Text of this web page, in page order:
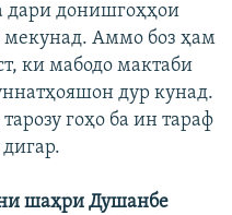
дари донишгоҳҳои
мекунад. Аммо боз ҳам
ки мабодо мактаби
дур кунад.
гоҳо ба ин тараф
шаҳри Душанбе